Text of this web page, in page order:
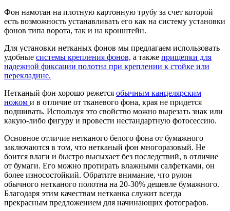
Фон намотан на плотную картонную трубу за счет которой
есть возможность устанавливать его как на систему установки
фонов типа ворота, так и на кронштейн.
Для установки нетканых фонов мы предлагаем использовать
удобные системы крепления фонов, а также прищепки для
надежной фиксации полотна при креплении к стойке или
перекладине.
Нетканый фон хорошо режется обычным канцелярским
ножом и в отличие от тканевого фона, края не придется
подшивать. Используя это свойство можно вырезать знак или
какую-либо фигуру и провести нестандартную фотосессию.
Основное отличие нетканого белого фона от бумажного
заключаются в том, что нетканый фон многоразовый. Не
боится влаги и быстро высыхает без последствий, в отличие
от бумаги. Его можно протирать влажными салфетками, он
более износостойкий. Обратите внимание, что рулон
обычного нетканого полотна на 20-30% дешевле бумажного.
Благодаря этим качествам нетканка служит всегда
прекрасным предложением для начинающих фотографов.